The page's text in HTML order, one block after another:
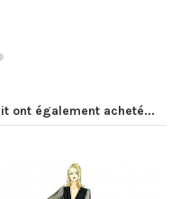
ont également acheté...